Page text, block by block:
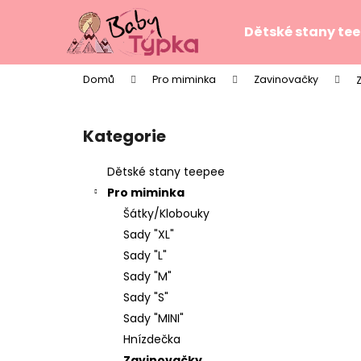
Dětské stany
Domů Pro miminka Zavinovačky
Přeskočit
kategorie
Kategorie
Dětské stany teepee
Pro miminka
Šátky/Klobouky
Sady "XL"
Sady "L"
Sady "M"
Sady "S"
Sady "MINI"
Hnízdečka
í
Zpět
do
obchodu
Zpět
do
obchodu
TEEPE PRO DĚTI STARS PINK